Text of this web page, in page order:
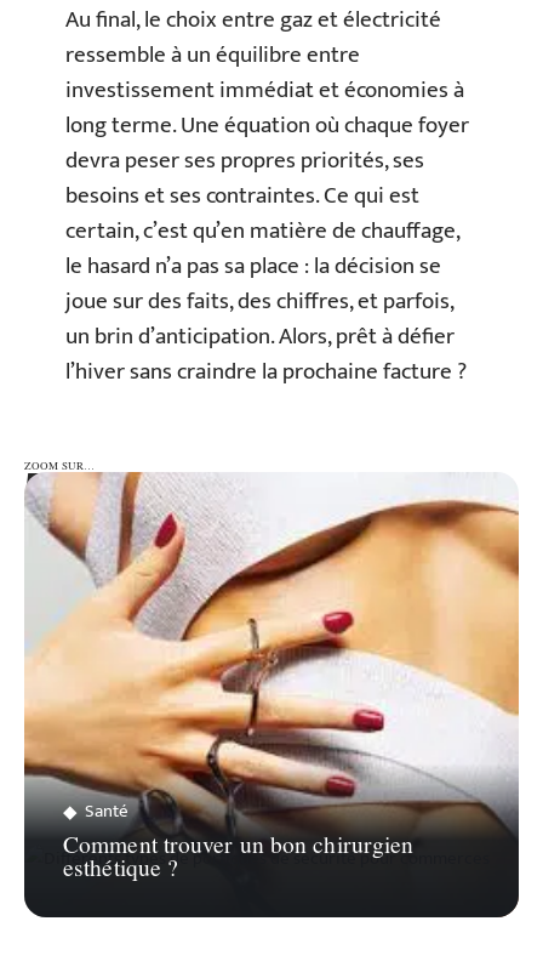
Au final, le choix entre gaz et électricité
ressemble à un équilibre entre
investissement immédiat et économies à
long terme. Une équation où chaque foyer
devra peser ses propres priorités, ses
besoins et ses contraintes. Ce qui est
certain, c’est qu’en matière de chauffage,
le hasard n’a pas sa place : la décision se
joue sur des faits, des chiffres, et parfois,
un brin d’anticipation. Alors, prêt à défier
l’hiver sans craindre la prochaine facture ?
ZOOM SUR…
ZOOM SUR…
Santé
Comment trouver un bon chirurgien
esthétique ?